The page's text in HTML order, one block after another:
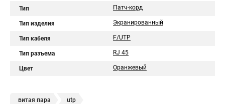
Тип Патч-корд
Тип изделия Экранированный
Тип кабеля F/UTP
Тип разъема RJ 45
Цвет Оранжевый
витая пара utp